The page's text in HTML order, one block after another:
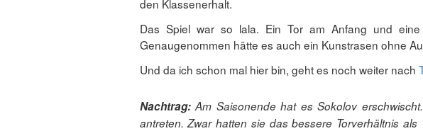
den Klassenerhalt.
Das Spiel war so lala. Ein Tor am Anfang und
Genaugenommen hätte es auch ein Kunstrasen ohne
Und da ich schon mal hier bin, geht es noch weiter nach
Nachtrag:Am Saisonende hat es Sokolov
antreten. Zwar hatten sie das bessere Torverhältnis